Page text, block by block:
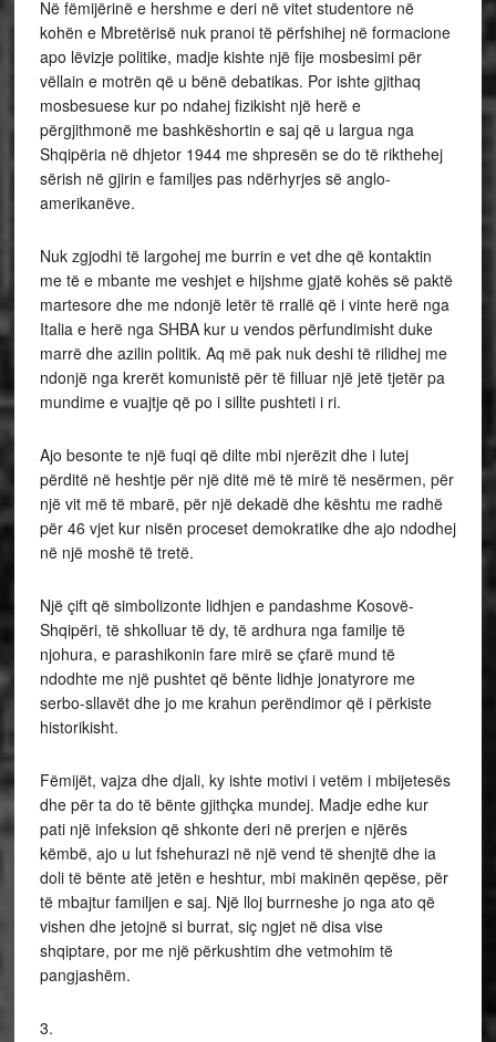
Në fëmijërinë e hershme e deri në vitet studentore në
kohën e Mbretërisë nuk pranoi të përfshihej në formacione
apo lëvizje politike, madje kishte një fije mosbesimi për
vëllain e motrën që u bënë debatikas. Por ishte gjithaq
mosbesuese kur po ndahej fizikisht një herë e
përgjithmonë me bashkëshortin e saj që u largua nga
Shqipëria në dhjetor 1944 me shpresën se do të rikthehej
sërish në gjirin e familjes pas ndërhyrjes së anglo-
amerikanëve.
Nuk zgjodhi të largohej me burrin e vet dhe që kontaktin
me të e mbante me veshjet e hijshme gjatë kohës së paktë
martesore dhe me ndonjë letër të rrallë që i vinte herë nga
Italia e herë nga SHBA kur u vendos përfundimisht duke
marrë dhe azilin politik. Aq më pak nuk deshi të rilidhej me
ndonjë nga krerët komunistë për të filluar një jetë tjetër pa
mundime e vuajtje që po i sillte pushteti i ri.
Ajo besonte te një fuqi që dilte mbi njerëzit dhe i lutej
përditë në heshtje për një ditë më të mirë të nesërmen, për
një vit më të mbarë, për një dekadë dhe kështu me radhë
për 46 vjet kur nisën proceset demokratike dhe ajo ndodhej
në një moshë të tretë.
Një çift që simbolizonte lidhjen e pandashme Kosovë-
Shqipëri, të shkolluar të dy, të ardhura nga familje të
njohura, e parashikonin fare mirë se çfarë mund të
ndodhte me një pushtet që bënte lidhje jonatyrore me
serbo-sllavët dhe jo me krahun perëndimor që i përkiste
historikisht.
Fëmijët, vajza dhe djali, ky ishte motivi i vetëm i mbijetesës
dhe për ta do të bënte gjithçka mundej. Madje edhe kur
pati një infeksion që shkonte deri në prerjen e njërës
këmbë, ajo u lut fshehurazi në një vend të shenjtë dhe ia
doli të bënte atë jetën e heshtur, mbi makinën qepëse, për
të mbajtur familjen e saj. Një lloj burrneshe jo nga ato që
vishen dhe jetojnë si burrat, siç ngjet në disa vise
shqiptare, por me një përkushtim dhe vetmohim të
pangjashëm.
3.